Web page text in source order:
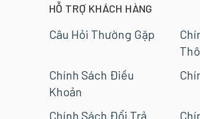
HỖ TRỢ KHÁCH HÀNG
Câu Hỏi Thường Gặp
Chính Sách Điều
Khoản
Chính Sách Đổi Trả